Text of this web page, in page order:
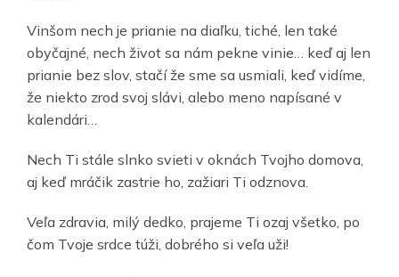
Vinšom nech je prianie na diaľku, tiché, len také
obyčajné, nech život sa nám pekne vinie… keď aj len
prianie bez slov, stačí že sme sa usmiali, keď vidíme,
že niekto zrod svoj slávi, alebo meno napísané v
kalendári…
Nech Ti stále slnko svieti v oknách Tvojho domova,
aj keď mráčik zastrie ho, zažiari Ti odznova.
Veľa zdravia, milý dedko, prajeme Ti ozaj všetko, po
čom Tvoje srdce túži, dobrého si veľa uži!